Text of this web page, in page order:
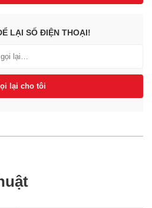
LẠI SỐ ĐIỆN THOẠI!
lại cho tôi